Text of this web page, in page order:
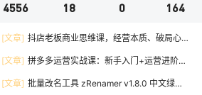
4556 18 0 164
[文章] 抖店老板商业思维课，经营本质、破局心
增
[文章] 拼多多运营实战课：新手入门+运营进阶、
出百单
[文章] 批量改名工具 zRenamer v1.8.0 中文绿色